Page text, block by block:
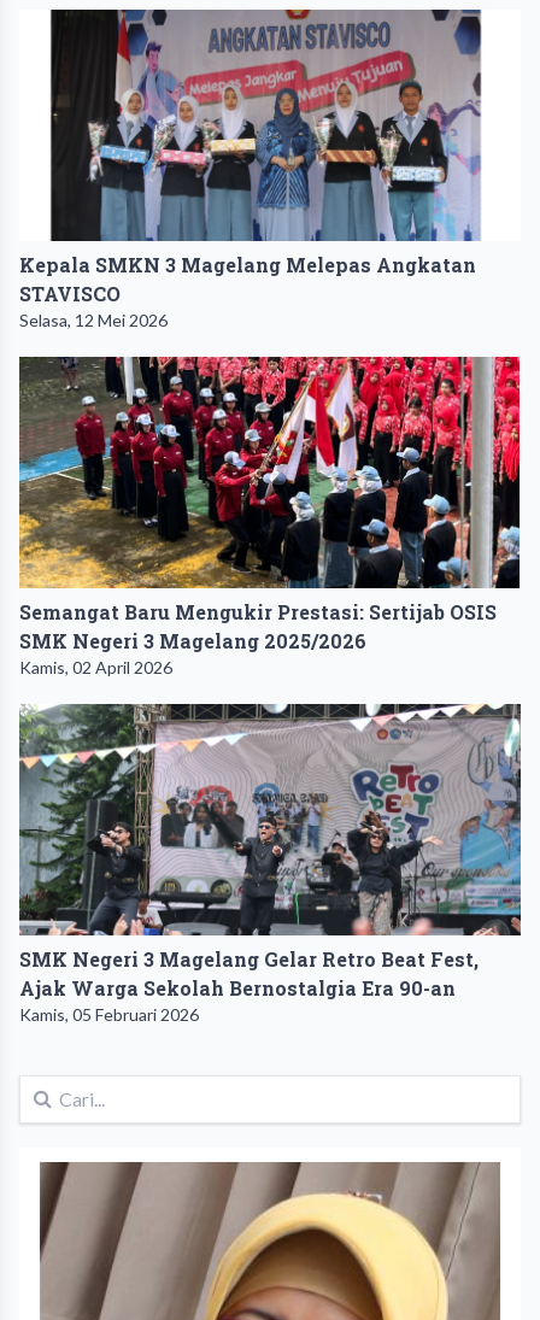
Kepala SMKN 3 Magelang Melepas Angkatan
STAVISCO
Selasa, 12 Mei 2026
Semangat Baru Mengukir Prestasi: Sertijab OSIS
SMK Negeri 3 Magelang 2025/2026
Kamis, 02 April 2026
SMK Negeri 3 Magelang Gelar Retro Beat Fest,
Ajak Warga Sekolah Bernostalgia Era 90-an
Kamis, 05 Februari 2026